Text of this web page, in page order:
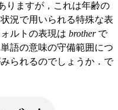
りますが，これは年齢の
況で用いられる特殊な表
ルトの表現は brotherで
語の意味の守備範囲につ
られるのでしょうか．で